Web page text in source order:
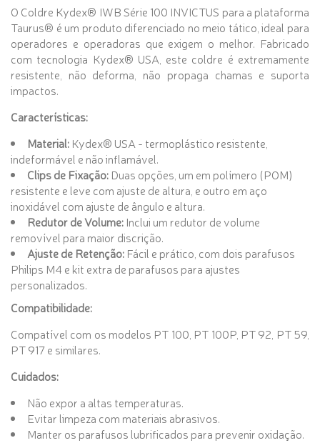
O Coldre Kydex® IWB Série 100 INVICTUS para a plataforma
Taurus® é um produto diferenciado no meio tático, ideal para
operadores e operadoras que exigem o melhor. Fabricado
com tecnologia Kydex® USA, este coldre é extremamente
resistente, não deforma, não propaga chamas e suporta
impactos.
Características:
Material: Kydex® USA - termoplástico resistente,
indeformável e não inflamável.
Clips de Fixação: Duas opções, um em polímero (POM)
resistente e leve com ajuste de altura, e outro em aço
inoxidável com ajuste de ângulo e altura.
Redutor de Volume: Inclui um redutor de volume
removível para maior discrição.
Ajuste de Retenção: Fácil e prático, com dois parafusos
Philips M4 e kit extra de parafusos para ajustes
personalizados.
Compatibilidade:
Compatível com os modelos PT 100, PT 100P, PT 92, PT 59,
PT 917 e similares.
Cuidados:
Não expor a altas temperaturas.
Evitar limpeza com materiais abrasivos.
Manter os parafusos lubrificados para prevenir oxidação.